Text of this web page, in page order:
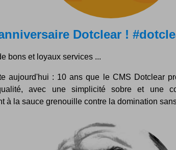
Dotclear !
bons et loyaux services ...
aujourd'hui : 10 ans que le CMS Dotclear
avec une simplicité sobre et une
à la sauce grenouille contre la domination